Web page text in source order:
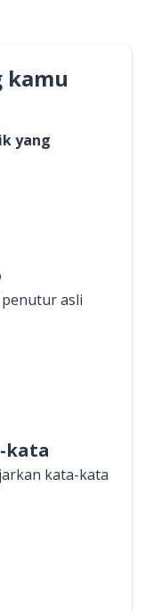
kamu
yang
penutur asli
kata
kata-kata